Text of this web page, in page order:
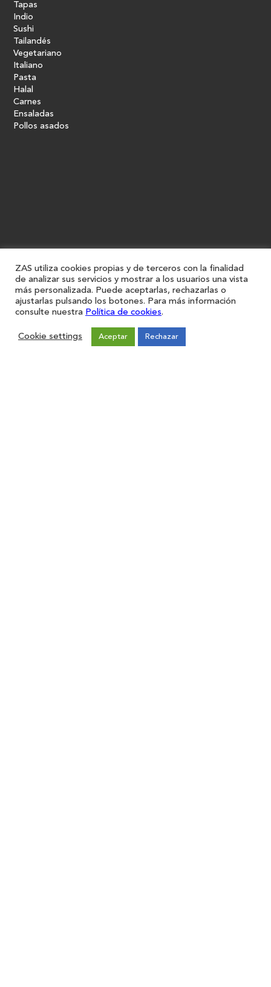
Tapas
Indio
Sushi
Tailandés
Vegetariano
Italiano
Pasta
Halal
Carnes
Ensaladas
Pollos asados
ZAS utiliza cookies propias y de terceros con la finalidad
de analizar sus servicios y mostrar a los usuarios una vista
más personalizada. Puede aceptarlas, rechazarlas o
ajustarlas pulsando los botones. Para más información
consulte nuestra Política de cookies.
Cookie settings Aceptar Rechazar